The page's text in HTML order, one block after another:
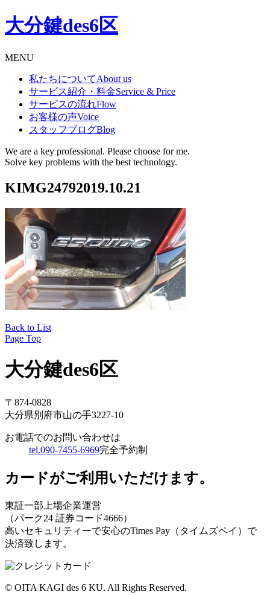
大分鍵des6区
MENU
私たちについてAbout us
サービス紹介・料金Service & Price
サービスの流れFlow
お客様の声Voice
スタッフブログBlog
We are a key professional. Please choose for me.
Solve key problems with the best technology.
KIMG24792019.10.21
Back to List
Page Top
大分鍵des6区
〒874-0828
大分県別府市山の手3227-10
お電話でのお問い合わせは
tel.090-7455-6969完全予約制
カードがご利用いただけます。
東証一部上場企業運営
（パーク24 証券コード4666）
高いセキュリティーで安心のTimes Pay（タイムズペイ）で
決済致します。
© OITA KAGI des 6 KU. All Rights Reserved.